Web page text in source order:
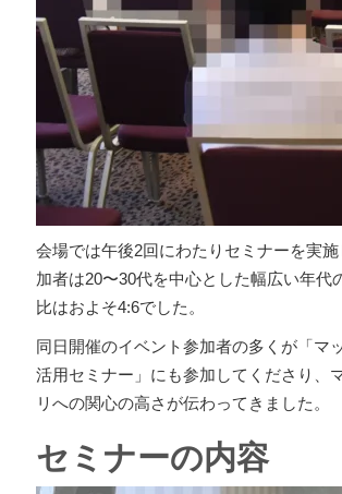
会場では午後2回にわたりセミナーを実
加者は20〜30代を中心とした幅広い年代
比はおよそ4:6でした。
同日開催のイベント参加者の多くが「マ
活用セミナー」にも参加してくださり、
リへの関心の高さが伝わってきました。
セミナーの内容